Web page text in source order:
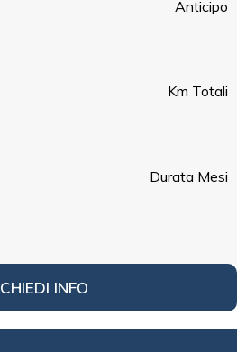
Anticipo
Km Totali
Durata Mesi
CHIEDI INFO